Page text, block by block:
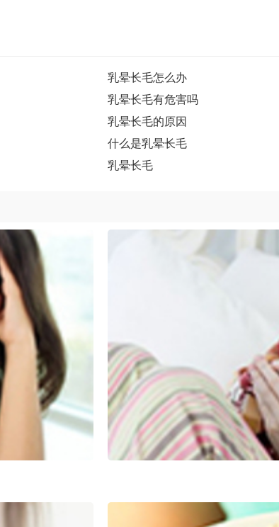
乳晕长毛怎么办
乳晕长毛有危害吗
乳晕长毛的原因
什么是乳晕长毛
乳晕长毛